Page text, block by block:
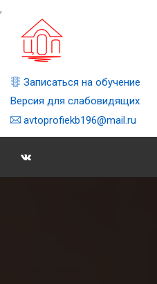
,
Записаться на обучение
Версия для слабовидящих
avtoprofiekb196@mail.ru